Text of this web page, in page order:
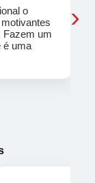
o
Fazem um
é uma
›